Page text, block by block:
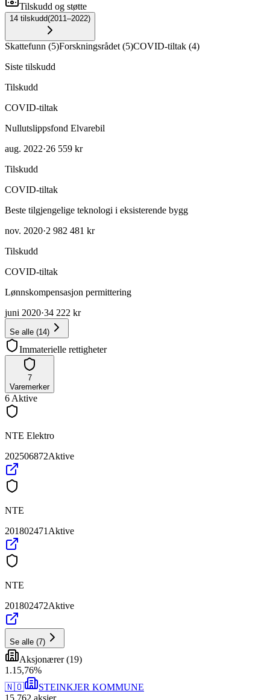
Tilskudd og støtte
14 tilskudd(2011–2022)
Skattefunn (5)Forskningsrådet (5)COVID-tiltak (4)
Siste tilskudd
Tilskudd
COVID-tiltak
Nullutslippsfond Elvarebil
aug. 2022·26 559 kr
Tilskudd
COVID-tiltak
Beste tilgjengelige teknologi i eksisterende bygg
nov. 2020·2 982 481 kr
Tilskudd
COVID-tiltak
Lønnskompensasjon permittering
juni 2020·34 222 kr
Se alle (14)
Immaterielle rettigheter
7
Varemerker
6 Aktive
NTE Elektro
202506872Aktive
NTE
201802471 Aktive
NTE
201802472Aktive
Se alle (7)
Aksjonærer(19)
1 .15,76%
🇳🇴
STEINKJER KOMMUNE
15 762 aksjer